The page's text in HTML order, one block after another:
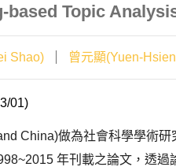
based Topic
Shao) 曾元顯(Yuen-
01)
China)做為社會科學學術
年刊載之論文，透